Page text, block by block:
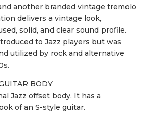
another branded vintage tremolo
delivers a vintage look,
solid, and clear sound profile.
to Jazz players but was
utilized by rock and alternative
BODY
Jazz offset body. It has a
of an S-style guitar.